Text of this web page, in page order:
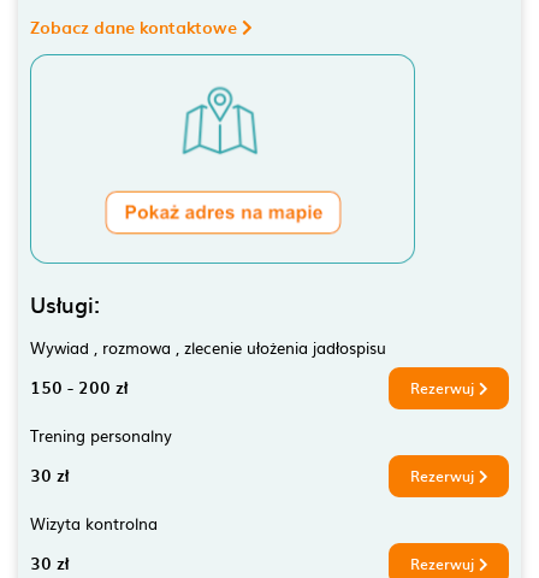
Zobacz dane kontaktowe
Usługi:
Wywiad , rozmowa , zlecenie ułożenia jadłospisu
150 - 200 zł Rezerwuj
Trening personalny
30 zł Rezerwuj
Wizyta kontrolna
30 zł Rezerwuj